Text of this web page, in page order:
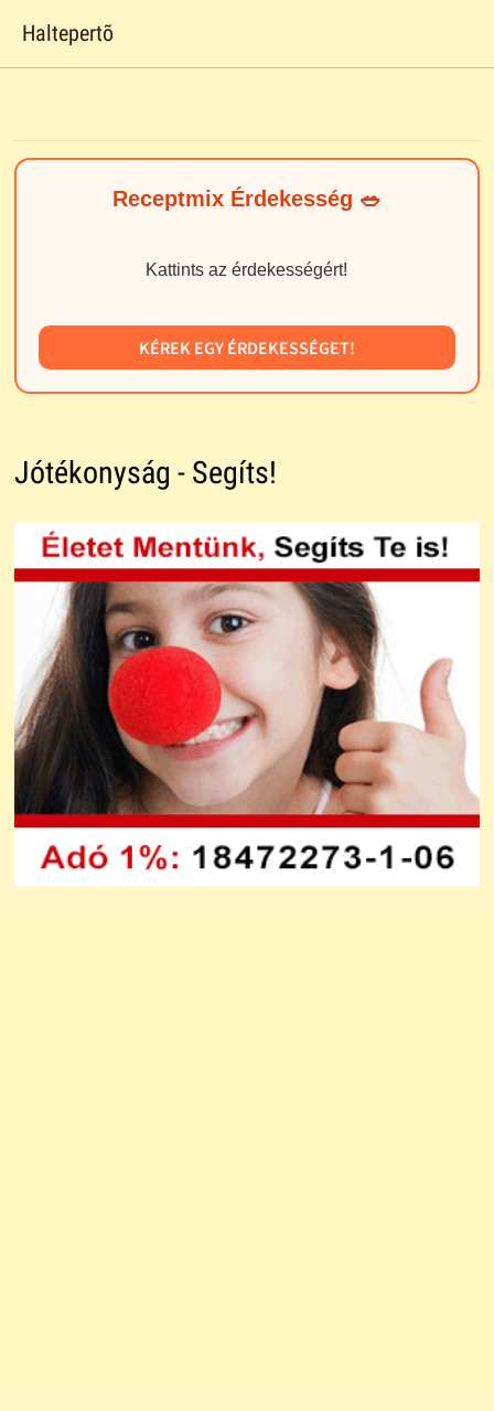
Haltepertõ
Receptmix Érdekesség 🥗
Kattints az érdekességért!
KÉREK EGY ÉRDEKESSÉGET!
Jótékonyság - Segíts!